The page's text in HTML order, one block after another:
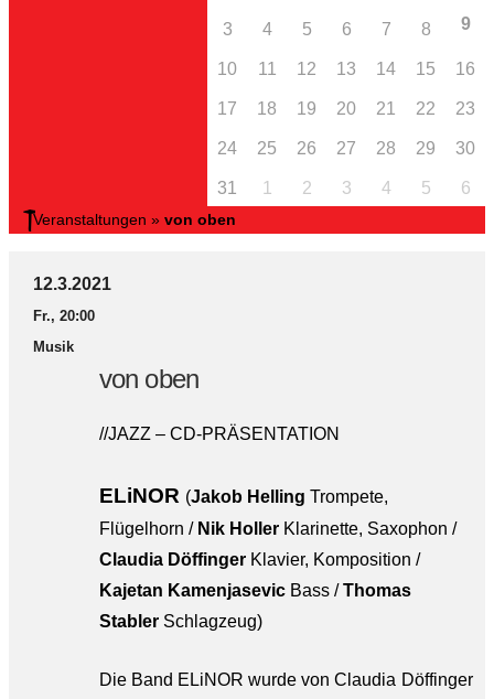
3 4 5 6 7 8 9
10 11 12 13 14 15 16
17 18 19 20 21 22 23
24 25 26 27 28 29 30
31 1 2 3 4 5 6
Veranstaltungen » von oben
12.3.2021
Fr., 20:00
Musik
von oben
//JAZZ – CD-PRÄSENTATION
ELiNOR (Jakob Helling Trompete,
Flügelhorn / Nik HollerKlarinette, Saxophon /
Claudia DöffingerKlavier, Komposition /
Kajetan KamenjasevicBass /Thomas
Stabler Schlagzeug)
Die Band ELiNOR wurde von Claudia Döffinger